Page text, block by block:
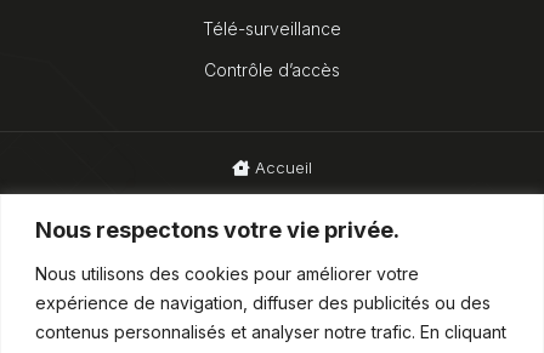
Nous respectons votre vie privée.
Nous utilisons des cookies pour améliorer votre
expérience de navigation, diffuser des publicités ou des
contenus personnalisés et analyser notre trafic. En cliquant
Télé-surveillance
Contrôle d’accès
Accueil
Mentions légales
CGUV